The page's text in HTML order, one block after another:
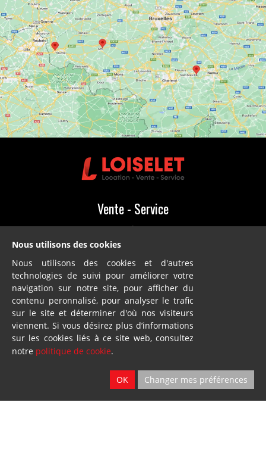
Vente - Service
2 sites
Ath & Namur
Location
Nous utilisons des cookies
Nous utilisons des cookies et d'autres
technologies de suivi pour améliorer votre
navigation sur notre site, pour afficher du
contenu peronnalisé, pour analyser le trafic
sur le site et déterminer d'où nos visiteurs
viennent. Si vous désirez plus d’informations
sur les cookies liés à ce site web, consultez
notre politique de cookie.
OK Changer mes préférences